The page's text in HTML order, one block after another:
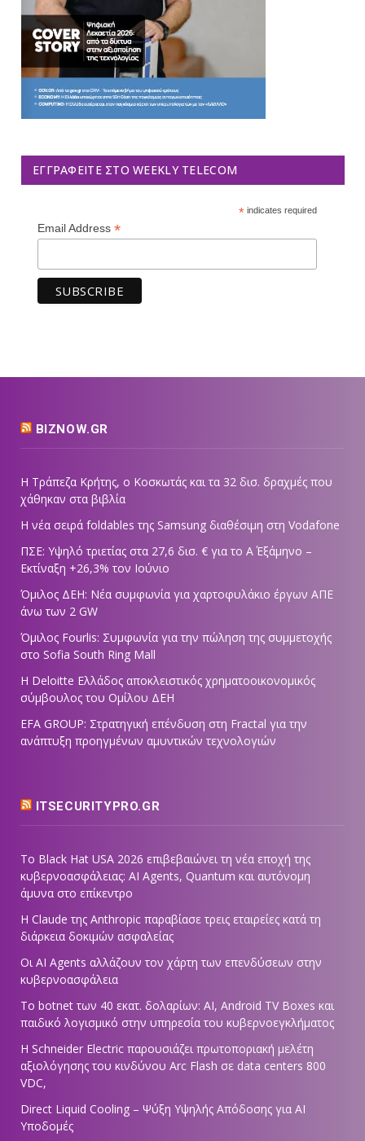
ΕΓΓΡΑΦΕΊΤΕ ΣΤΟ WEEKLY TELECOM
*indicates required
Email Address *
BIZNOW.GR
Η Τράπεζα Κρήτης, ο Κοσκωτάς και τα 32 δισ. δραχμές που
χάθηκαν στα βιβλία
Η νέα σειρά foldables της Samsung διαθέσιμη στη Vodafone
ΠΣΕ: Υψηλό τριετίας στα 27,6 δισ. € για το Α΄ Εξάμηνο –
Εκτίναξη +26,3% τον Ιούνιο
Όμιλος ΔΕΗ: Νέα συμφωνία για χαρτοφυλάκιο έργων ΑΠΕ
άνω των 2 GW
Όμιλος Fourlis: Συμφωνία για την πώληση της συμμετοχής
στο Sofia South Ring Mall
Η Deloitte Ελλάδος αποκλειστικός χρηματοοικονομικός
σύμβουλος του Ομίλου ΔΕΗ
EFA GROUP: Στρατηγική επένδυση στη Fractal για την
ανάπτυξη προηγμένων αμυντικών τεχνολογιών
ITSECURITYPRO.GR
Το Black Hat USA 2026 επιβεβαιώνει τη νέα εποχή της
κυβερνοασφάλειας: AI Agents, Quantum και αυτόνομη
άμυνα στο επίκεντρο
Η Claude της Anthropic παραβίασε τρεις εταιρείες κατά τη
διάρκεια δοκιμών ασφαλείας
Οι AI Agents αλλάζουν τον χάρτη των επενδύσεων στην
κυβερνοασφάλεια
Το botnet των 40 εκατ. δολαρίων: AI, Android TV Boxes και
παιδικό λογισμικό στην υπηρεσία του κυβερνοεγκλήματος
Η Schneider Electric παρουσιάζει πρωτοποριακή μελέτη
αξιολόγησης του κινδύνου Arc Flash σε data centers 800
VDC,
Direct Liquid Cooling – Ψύξη Υψηλής Απόδοσης για AI
Υποδομές